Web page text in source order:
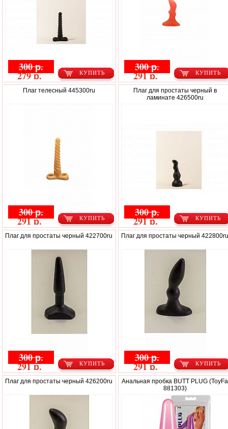
КУПИТЬ
300 р.
279 р. КУПИТЬ
300 р.
291 р.
Плаг телесный 445300ru
КУПИТЬ
300 р.
291 р.
Плаг для простаты черный в
ламинате 426500ru
КУПИТЬ
300 р.
291 р.
Плаг для простаты черный 422700ru
КУПИТЬ
300 р.
291 р.
Плаг для простаты черный
КУПИТЬ
300 р.
291 р.
Плаг для простаты черный 426200ru
Анальная пробка BUTT PLUG (ToyFa
881303)